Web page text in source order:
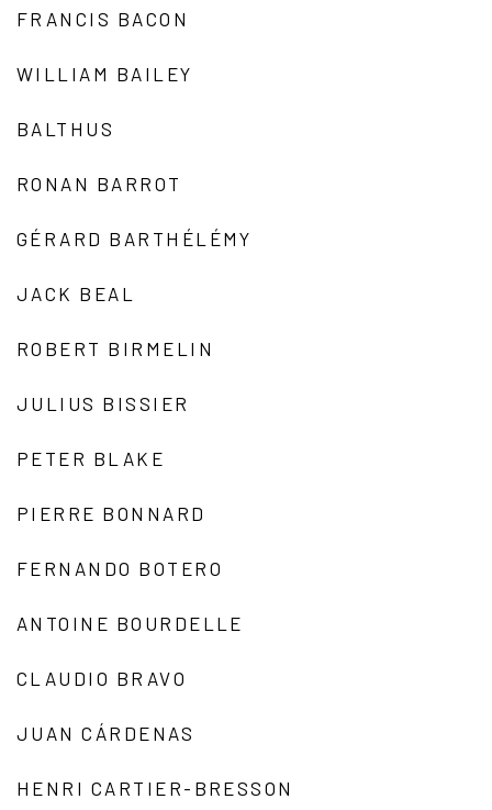
FRANCIS BACON
WILLIAM BAILEY
BALTHUS
RONAN BARROT
GÉRARD BARTHÉLÉMY
JACK BEAL
ROBERT BIRMELIN
JULIUS BISSIER
PETER BLAKE
PIERRE BONNARD
FERNANDO BOTERO
ANTOINE BOURDELLE
CLAUDIO BRAVO
JUAN CÁRDENAS
HENRI CARTIER-BRESSON